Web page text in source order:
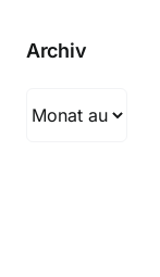
Archiv